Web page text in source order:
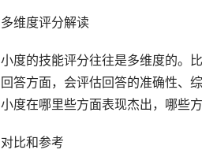
多维度评分解读
小度的技能评分往往是多维度的。
回答方面，会评估回答的准确性、
小度在哪里些方面表现杰出，哪些
对比和参考